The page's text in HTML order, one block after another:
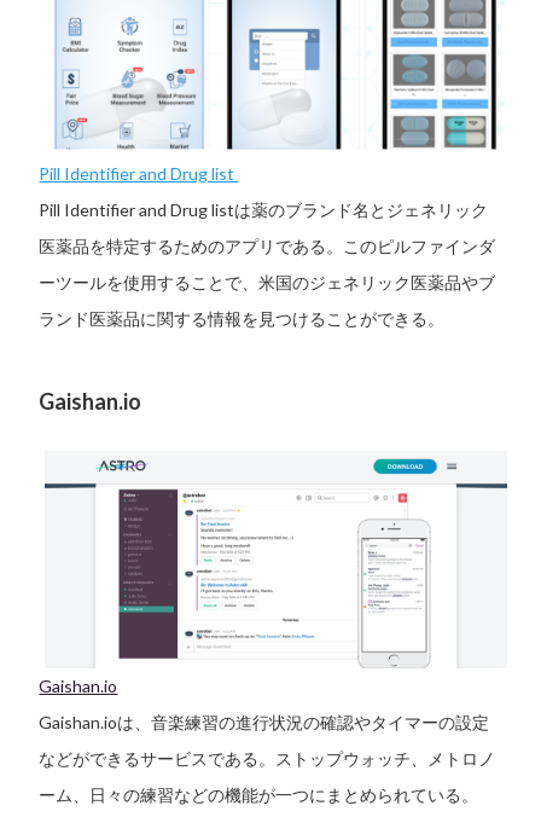
Pill Identifier and Drug list
Pill Identifier and Drug listは薬のブランド名とジェネリック
医薬品を特定するためのアプリである。このピルファインダ
ーツールを使用することで、米国のジェネリック医薬品やブ
ランド医薬品に関する情報を見つけることができる。
Gaishan.io
Gaishan.io
Gaishan.ioは、音楽練習の進行状況の確認やタイマーの設定
などができるサービスである。ストップウォッチ、メトロノ
ーム、日々の練習などの機能が一つにまとめられている。